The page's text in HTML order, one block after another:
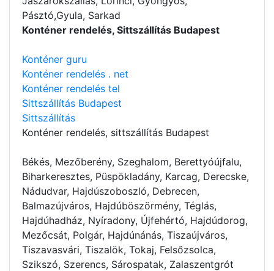
Pásztó,Gyula, Sarkad
Konténer rendelés, Sittszállítás Budapest
Konténer guru
Konténer rendelés . net
Konténer rendelés tel
Sittszállítás Budapest
Sittszállítás
Konténer rendelés, sittszállítás Budapest
Békés, Mezőberény, Szeghalom, Berettyóújfalu,
Biharkeresztes, Püspökladány, Karcag, Derecske,
Nádudvar, Hajdúszoboszló, Debrecen,
Balmazújváros, Hajdúböszörmény, Téglás,
Hajdúhadház, Nyíradony, Újfehértó, Hajdúdorog,
Mezőcsát, Polgár, Hajdúnánás, Tiszaújváros,
Tiszavasvári, Tiszalök, Tokaj, Felsőzsolca,
Szikszó, Szerencs, Sárospatak, Zalaszentgrót